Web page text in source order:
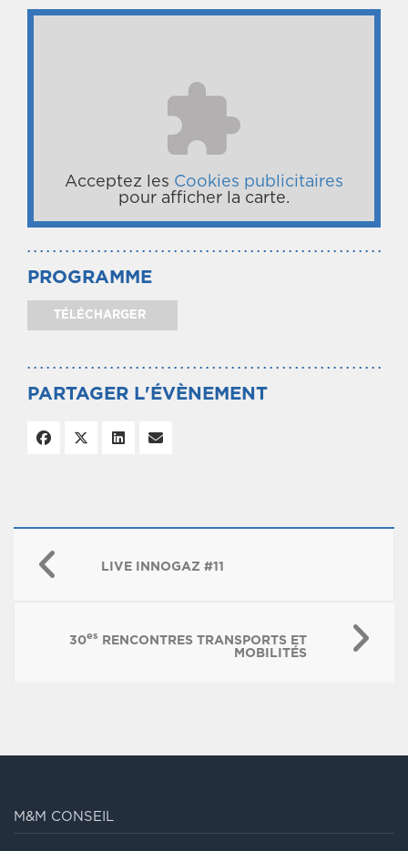
Acceptez les Cookies publicitaires
pour afficher la carte.
PROGRAMME
TÉLÉCHARGER
PARTAGER L'ÉVÈNEMENT
LIVE INNOGAZ #11
30es
RENCONTRES TRANSPORTS ET
MOBILITÉS
M&M CONSEIL